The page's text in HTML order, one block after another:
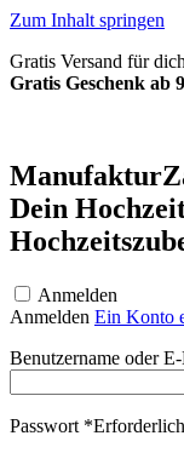
Zum Inhalt springen
Gratis Versand für
Gratis Geschenk ab
Dein
Anmelden
Anmelden Ein Konto
Benutzername oder
Passwort *Erforderlich